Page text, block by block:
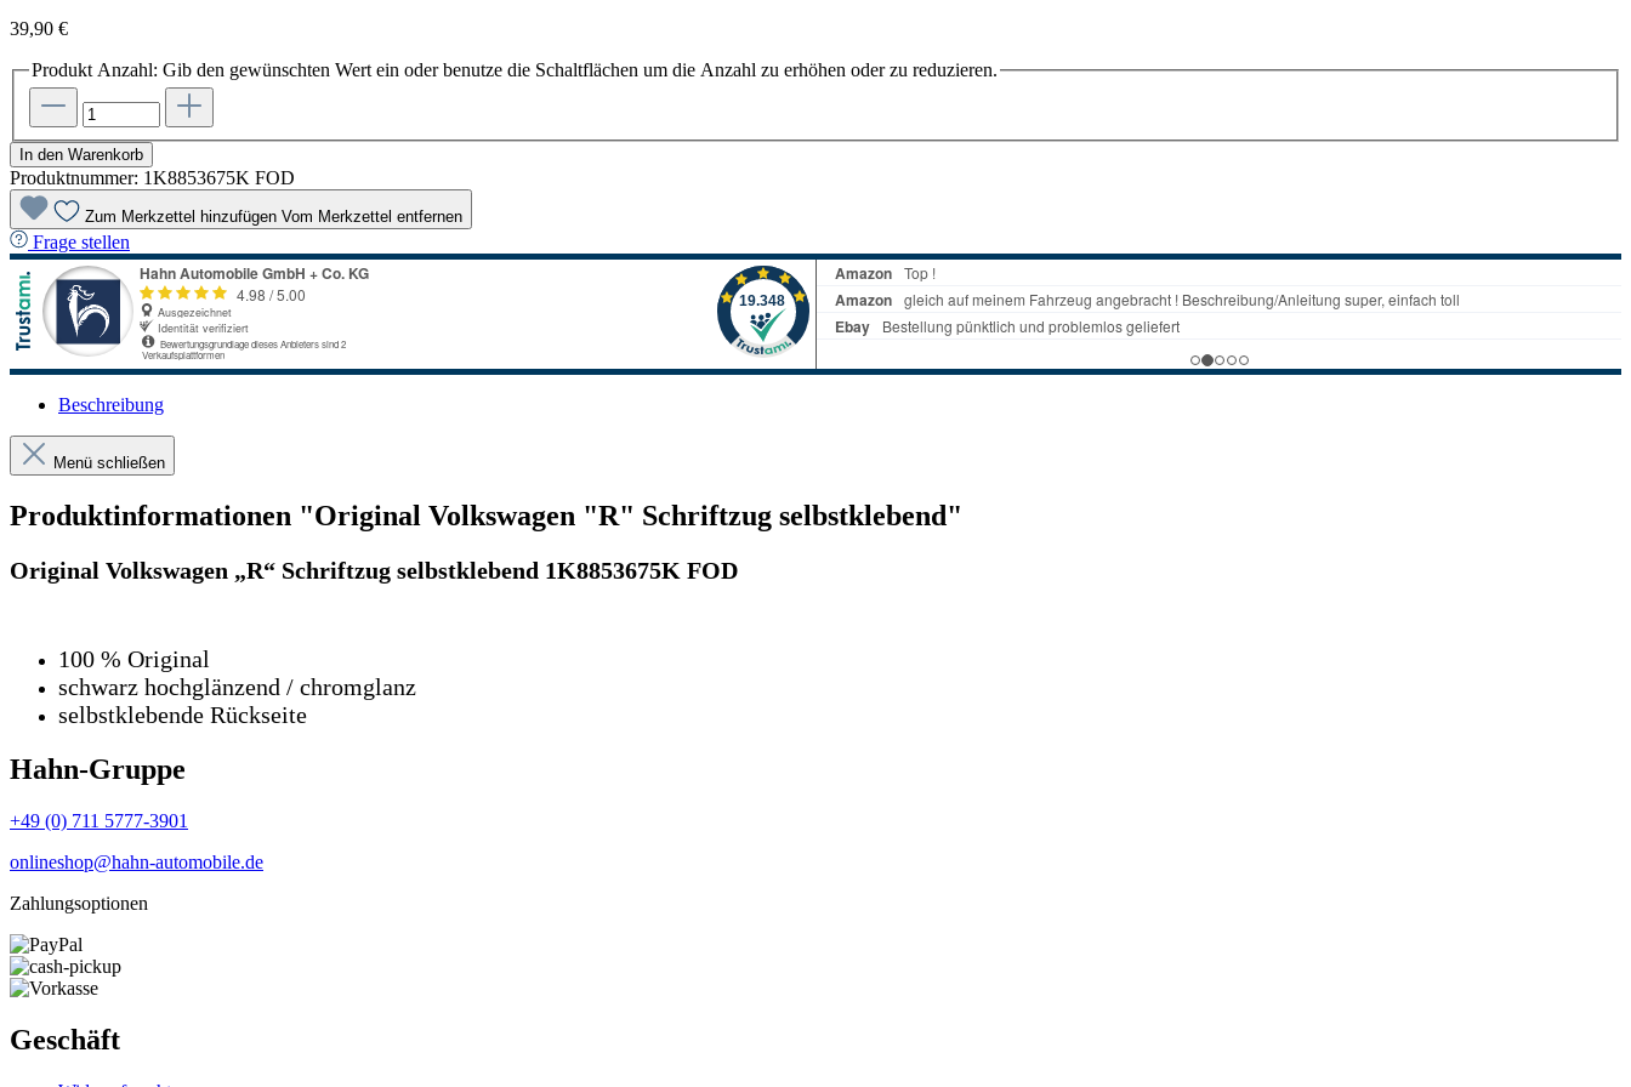
39,90 €
Produkt Anzahl: Gib den gewünschten Wert ein oder benutze die Schaltflächen um die Anzahl zu erhöhen oder zu reduzieren.
In den Warenkorb
Produktnummer: 1K8853675K FOD
Zum Merkzettel hinzufügen Vom Merkzettel entfernen
Frage stellen
Beschreibung
Menü schließen
Produktinformationen "Original Volkswagen "R" Schriftzug selbstklebend"
Original Volkswagen „R“ Schriftzug selbstklebend 1K8853675K FOD
100 % Original
schwarz hochglänzend / chromglanz
selbstklebende Rückseite
Hahn-Gruppe
+49 (0) 711 5777-3901
onlineshop@hahn-automobile.de
Zahlungsoptionen
Geschäft